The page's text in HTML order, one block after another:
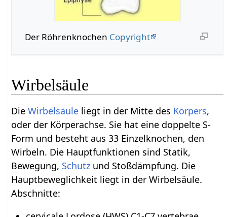
Der Röhrenknochen Copyright
Wirbelsäule
DieWirbelsäule liegt in der Mitte des Körpers,
oder der Körperachse. Sie hat eine doppelte S-
Form und besteht aus 33 Einzelknochen, den
Wirbeln. Die Hauptfunktionen sind Statik,
Bewegung, Schutz und Stoßdämpfung. Die
Hauptbeweglichkeit liegt in der Wirbelsäule.
Abschnitte: